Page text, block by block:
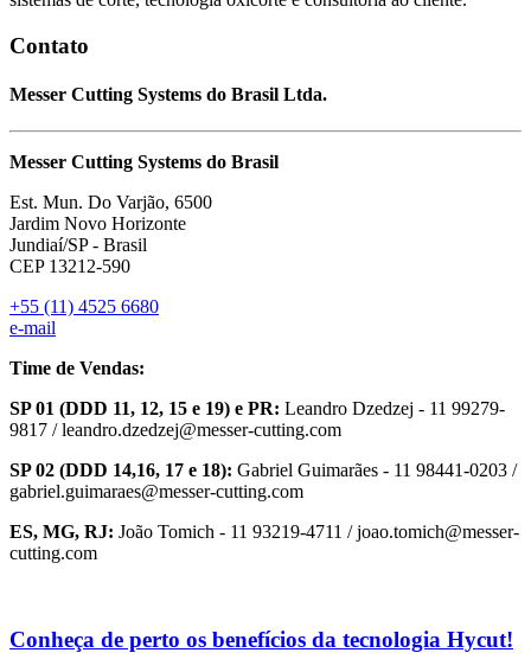
Contato
Messer Cutting Systems do Brasil Ltda.
Messer Cutting Systems do Brasil
Est. Mun. Do Varjão, 6500
Jardim Novo Horizonte
Jundiaí/SP - Brasil
CEP 13212-590
+55 (11) 4525 6680
e-mail
Time de Vendas:
SP 01 (DDD 11, 12, 15 e 19) e PR: Leandro Dzedzej - 11 99279-
9817 / leandro.dzedzej@messer-cutting.com
SP 02 (DDD 14,16, 17 e 18): Gabriel Guimarães - 11 98441-0203 /
gabriel.guimaraes@messer-cutting.com
ES, MG, RJ: João Tomich - 11 93219-4711 / joao.tomich@messer-
cutting.com
Conheça de perto os benefícios da tecnologia Hycut!